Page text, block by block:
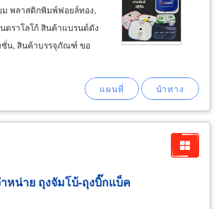
พลาสติกพิมพ์ฟอยล์ทอง,
ตราโลโก้ สินค้าแบรนด์ดัง
ชั่น, สินค้าบรรจุภัณฑ์ ขอ
ค้าจัดรายการของแจกแถม,
นาคุณ, ของชำร่วยที่ระลึกใน
หน่าย ถุงจัมโบ้-ถุงบิ๊กแบ็ค